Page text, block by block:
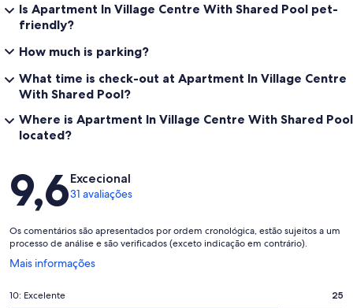
Is Apartment In Village Centre With Shared Pool pet-
friendly?
How much is parking?
What time is check-out at Apartment In Village Centre
With Shared Pool?
Where is Apartment In Village Centre With Shared Pool
located?
Avaliações
9,6Excecional
31 avaliações
Os comentários são apresentados por ordem cronológica, estão sujeitos a um
processo de análise e são verificados (exceto indicação em contrário).
Mais informações
Abre
nova
janela
Pontuação
10: Excelente 25